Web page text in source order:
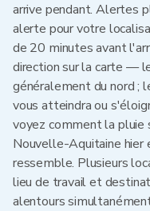
arrive pendant. Alertes
alerte pour votre
de 20 minutes avant
direction sur la carte —
généralement du nord ;
vous atteindra ou
voyez comment la pluie
Nouvelle-Aquitaine hier
ressemble. Plusieurs
lieu de travail et
alentours